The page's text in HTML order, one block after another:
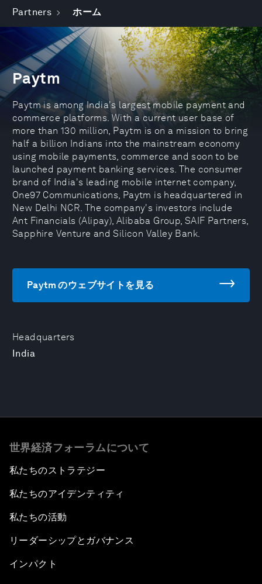
Partners ホーム
Headquarters
India
Paytm
Paytm is among India's largest mobile payment and
commerce platforms. With a current user base of
more than 130 million, Paytm is on a mission to bring
half a billion Indians into the mainstream economy
using mobile payments, commerce and soon to be
launched payment banking services. The consumer
brand of India's leading mobile internet company,
One97 Communications, Paytm is headquartered in
New Delhi NCR. The company's investors include
Ant Financials (Alipay), Alibaba Group, SAIF Partners,
Sapphire Venture and Silicon Valley Bank.
Paytm のウェブサイトを見る
世界経済フォーラムについて
私たちのストラテジー
私たちのアイデンティティ
私たちの活動
リーダーシップとガバナンス
インパクト